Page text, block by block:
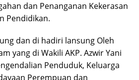
dan Penanganan Kekerasan
Pendidikan.
dan di hadiri lansung Oleh
yang di Wakili AKP. Azwir Yani
Penduduk, Keluarga
Perempuan dan